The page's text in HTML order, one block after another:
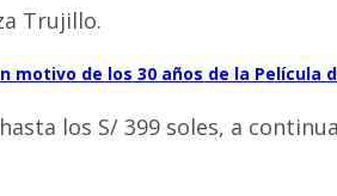
Trujillo.
motivo de los 30 años de la Película
los S/ 399 soles, a